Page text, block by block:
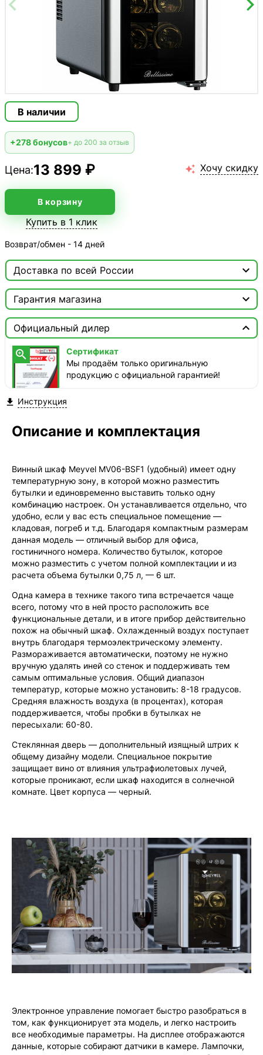
В наличии
+278 бонусов+ до 200 за отзыв
Цена:13 899 ₽  Хочу скидку
В корзину
Купить в 1 клик
Возврат/обмен - 14 дней
Доставка по всей России 

сегодня, бесплатно
ТопРадар — Самовывоз
сегодня, бесплатно
наб. Бережковская, д. 20, стр. 19
1-3 дня, от 385 ₽
СДЭК — Курьер
1-3 дня, от 385 ₽
Гарантия магазина

Сертификат
Мы продаём только оригинальную продукцию с
официальной гарантией!
Официальный дилер


Сертификат
Мы продаём только оригинальную
продукцию с официальной гарантией!
 Инструкция
Описание и комплектация
Винный шкаф Meyvel MV06-BSF1 (удобный) имеет одну
температурную зону, в которой можно разместить
бутылки и единовременно выставить только одну
комбинацию настроек. Он устанавливается отдельно, что
удобно, если у вас есть специальное помещение —
кладовая, погреб и т.д. Благодаря компактным размерам
данная модель — отличный выбор для офиса,
гостиничного номера. Количество бутылок, которое
можно разместить с учетом полной комплектации и из
расчета объема бутылки 0,75 л, — 6 шт.
Одна камера в технике такого типа встречается чаще
всего, потому что в ней просто расположить все
функциональные детали, и в итоге прибор действительно
похож на обычный шкаф. Охлажденный воздух поступает
внутрь благодаря термоэлектрическому элементу.
Размораживается автоматически, поэтому не нужно
вручную удалять иней со стенок и поддерживать тем
самым оптимальные условия. Общий диапазон
температур, которые можно установить: 8-18 градусов.
Средняя влажность воздуха (в процентах), которая
поддерживается, чтобы пробки в бутылках не
пересыхали: 60-80.
Стеклянная дверь — дополнительный изящный штрих к
общему дизайну модели. Специальное покрытие
защищает вино от влияния ультрафиолетовых лучей,
которые проникают, если шкаф находится в солнечной
комнате. Цвет корпуса — черный.
Электронное управление помогает быстро разобраться в
том, как функционирует эта модель, и легко настроить
все необходимые параметры. На дисплее отображаются
данные, которые собирают датчики в камере. Лампочки,